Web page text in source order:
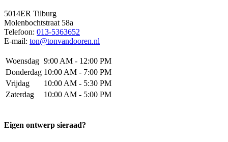
5014ER Tilburg
Molenbochtstraat 58a
Telefoon: 013-5363652
E-mail: ton@tonvandooren.nl
Woensdag 9:00 AM - 12:00 PM
Donderdag 10:00 AM - 7:00 PM
Vrijdag
10:00 AM - 5:30 PM
Zaterdag
10:00 AM - 5:00 PM
Eigen ontwerp sieraad?